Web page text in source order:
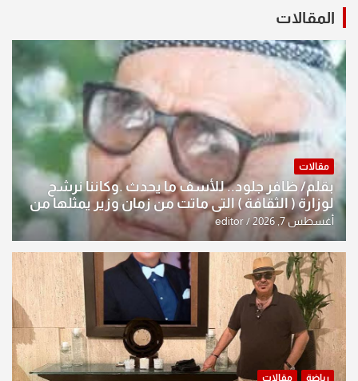
المقالات
مقالات
بقلم/ ظافر جلود.. للأسف ما يحدث .وكاننا نرشح
لوزارة ( الثقافة ) التي ماتت من زمان وزير يمثلها من
النخبة والإرث العظيم للثقافة العراقية..
أغسطس 7, 2026 editor
رياضة مقالات